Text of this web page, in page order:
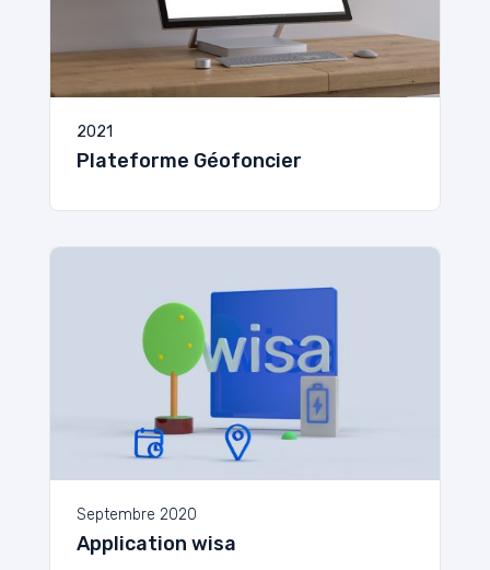
2021
Plateforme Géofoncier
Septembre 2020
Application wisa